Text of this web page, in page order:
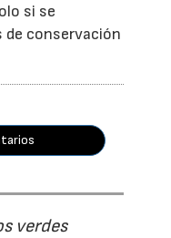
si se
de conservación
verdes